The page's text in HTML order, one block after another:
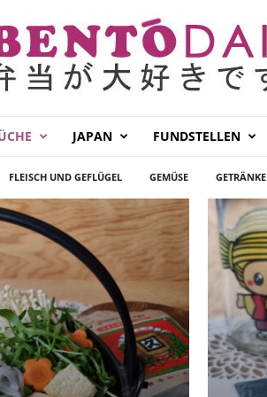
JAPAN FUNDSTELLEN
FLEISCH UND GEFLÜGEL GEMÜSE GETRÄNKE